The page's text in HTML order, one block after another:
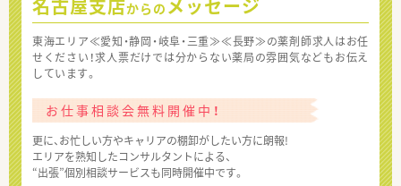
名古屋支店からの メッセージ
東海エリア≪愛知・静岡・岐阜・三重≫≪長野≫の薬剤師求人はお任
せください！求人票だけでは分からない薬局の雰囲気などもお伝え
しています。
お仕事相談会無料開催中！
更に、お忙しい方やキャリアの棚卸がしたい方に朗報!
エリアを熟知したコンサルタントによる、
“出張”個別相談サービスも同時開催中です。